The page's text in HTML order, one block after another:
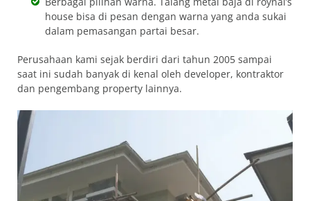
house bisa di pesan dengan warna yang anda sukai
dalam pemasangan partai besar.
Perusahaan kami sejak berdiri dari tahun 2005 sampai
saat ini sudah banyak di kenal oleh developer, kontraktor
dan pengembang property lainnya.